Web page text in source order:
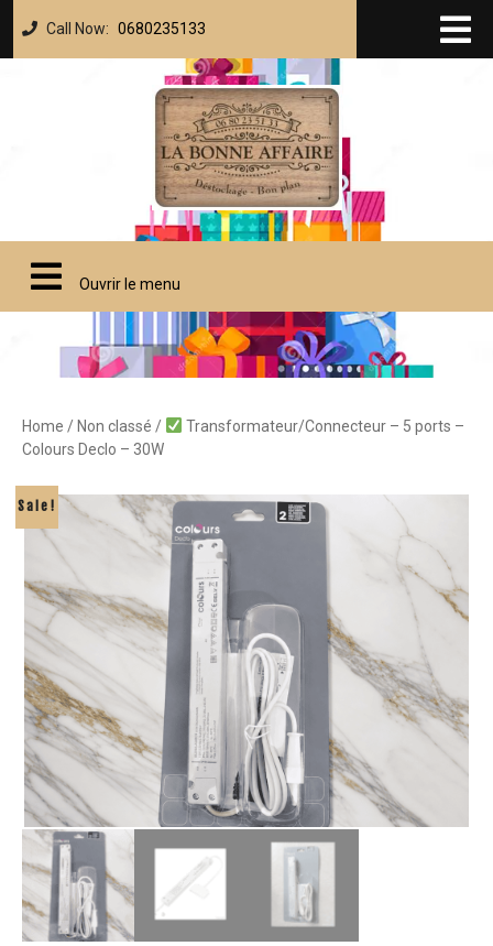
Call Now: 0680235133
Ouvrir le menu
Home / Non classé /
Transformateur/Connecteur – 5 ports –
Colours Declo – 30W
Sale!